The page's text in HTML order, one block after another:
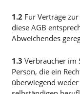
1.2 Für Verträge
diese AGB
Abweichendes
1.3 Verbraucher im
Person, die ein
überwiegend